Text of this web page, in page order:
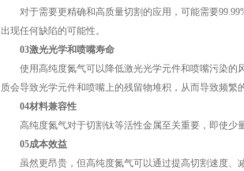
对于需要更精确和高质量切割的应用，可能需要
出现任何缺陷的可能性。
03激光光学和喷嘴寿命
使用高纯度氮气可以降低激光光学元件和喷嘴污染的
质会导致光学元件和喷嘴上的残留物堆积，从而导致频繁
04材料兼容性
高纯度氮气对于切割钛等活性金属至关重要，即使少
05成本效益
虽然更昂贵，但高纯度氮气可以通过提高切割速度、